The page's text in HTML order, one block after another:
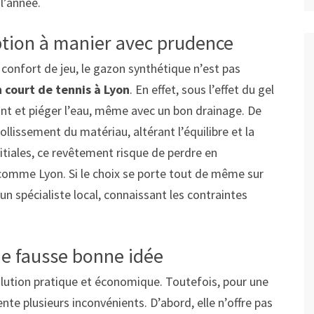
à manier avec prudence
de jeu, le gazon synthétique n’est pas
de tennis à Lyon. En effet, sous l’effet du gel
et piéger l’eau, même avec un bon drainage. De
du matériau, altérant l’équilibre et la
ce revêtement risque de perdre en
Lyon. Si le choix se porte tout de même sur
spécialiste local, connaissant les contraintes
fausse bonne idée
pratique et économique. Toutefois, pour une
plusieurs inconvénients. D’abord, elle n’offre pas